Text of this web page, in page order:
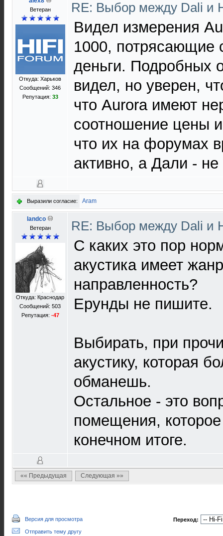
Ветеран
Откуда: Харьков
Сообщений: 346
Репутация: 33
RE: Выбор между Dali и
Видел измерения
1000, потрясающие
деньги. Подробных
видел, но уверен,
что Aurora имеют
соотношение цены
что их на форумах
активно, а Дали -
Выразили согласие: Aram
landco
Ветеран
Откуда: Краснодар
Сообщений: 503
Репутация: -47
RE: Выбор между Dali и
С каких это пор
акустика имеет
направленность?
Ерунды не пишите.
Выбирать, при
акустику, которая
обманешь.
Остальное - это
помещения,
конечном итоге.
«« Предыдущая Следующая »»
Версия для просмотра
Отправить тему другу
Переход: